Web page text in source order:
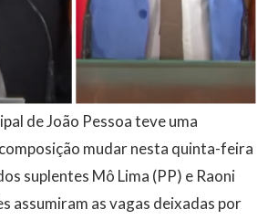
de João Pessoa teve uma
mudar nesta quinta-feira
suplentes Mô Lima (PP) e Raoni
assumiram as vagas deixadas por